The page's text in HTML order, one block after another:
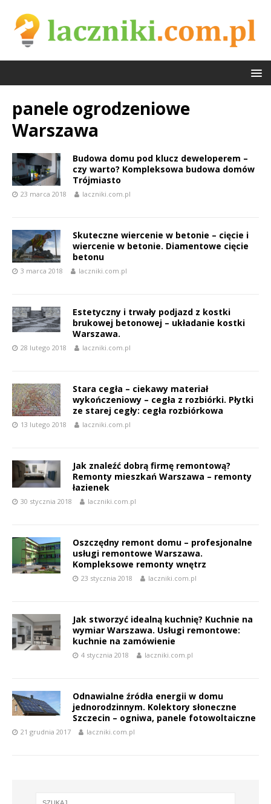
panele ogrodzeniowe
Warszawa
Budowa domu pod klucz deweloperem –
czy warto? Kompleksowa budowa domów
Trójmiasto
23 marca 2018 laczniki.com.pl
Skuteczne wiercenie w betonie – cięcie i
wiercenie w betonie. Diamentowe cięcie
betonu
3 marca 2018 laczniki.com.pl
Estetyczny i trwały podjazd z kostki
brukowej betonowej – układanie kostki
Warszawa.
28 lutego 2018 laczniki.com.pl
Stara cegła – ciekawy materiał
wykończeniowy – cegła z rozbiórki. Płytki
ze starej cegły: cegła rozbiórkowa
13 lutego 2018 laczniki.com.pl
Jak znaleźć dobrą firmę remontową?
Remonty mieszkań Warszawa – remonty
łazienek
30 stycznia 2018 laczniki.com.pl
Oszczędny remont domu – profesjonalne
usługi remontowe Warszawa.
Kompleksowe remonty wnętrz
23 stycznia 2018 laczniki.com.pl
Jak stworzyć idealną kuchnię? Kuchnie na
wymiar Warszawa. Usługi remontowe:
kuchnie na zamówienie
4 stycznia 2018 laczniki.com.pl
Odnawialne źródła energii w domu
jednorodzinnym. Kolektory słoneczne
Szczecin – ogniwa, panele fotowoltaiczne
21 grudnia 2017 laczniki.com.pl